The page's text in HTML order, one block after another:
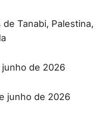
Tanabi, Palestina,
junho de 2026
junho de 2026